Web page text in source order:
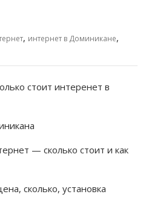
, интернет в Доминикане,
стоит интеренет в
— сколько стоит и как
сколько, установка